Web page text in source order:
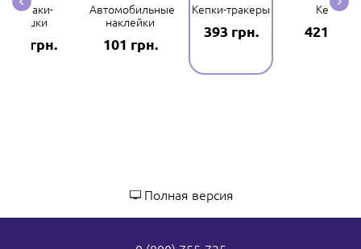
Рюкзаки-
мешки
298 грн.
Автомобильные
наклейки
101 грн.
Кепки-тракеры
393 грн.
Кепки
421 грн.
Полная версия